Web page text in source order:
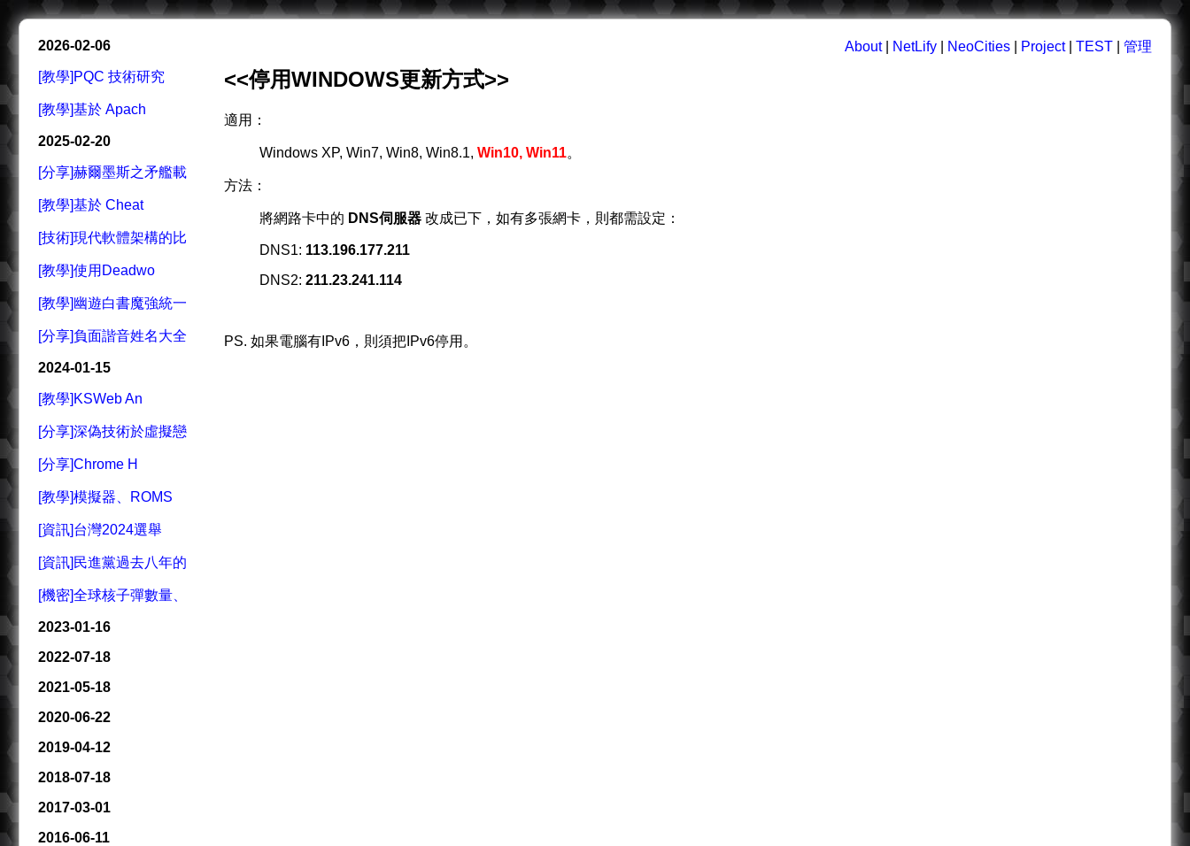
2026-02-06
[教學]PQC 技術研究
[教學]基於 Apach
2025-02-20
[分享]赫爾墨斯之矛艦載
[教學]基於 Cheat
[技術]現代軟體架構的比
[教學]使用Deadwo
[教學]幽遊白書魔強統一
[分享]負面諧音姓名大全
2024-01-15
[教學]KSWeb An
[分享]深偽技術於虛擬戀
[分享]Chrome H
[教學]模擬器、ROMS
[資訊]台灣2024選舉
[資訊]民進黨過去八年的
[機密]全球核子彈數量、
2023-01-16
2022-07-18
2021-05-18
2020-06-22
2019-04-12
2018-07-18
2017-03-01
2016-06-11
About| NetLify NeoCities Project| TEST 管理
<<停用WINDOWS更新方式>>
適用：
Windows XP, Win7, Win8, Win8.1, Win10, Win11。
方法：
將網路卡中的 DNS伺服器 改成已下，如有多張網卡，則都需設定：
DNS1: 113.196.177.211
DNS2: 211.23.241.114
PS. 如果電腦有IPv6，則須把IPv6停用。